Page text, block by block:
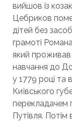
вийшов із
Цебриков
дітей без
грамоті
який проживав
навчання до
у 1779 році та
Київського
перекладачем
Путівля.